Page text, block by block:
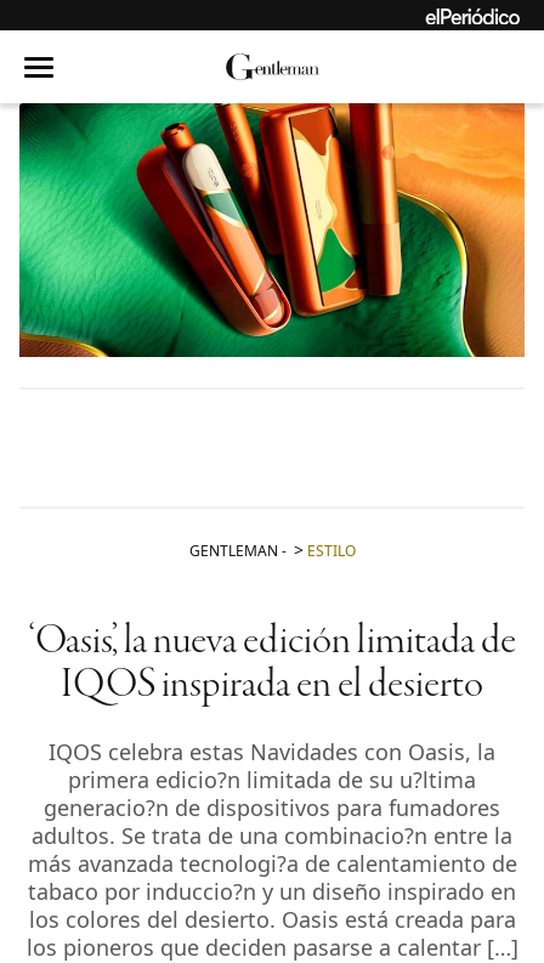
GENTLEMAN - ESTILO
‘Oasis’, la nueva edición limitada de
IQOS inspirada en el desierto
IQOS celebra estas Navidades con Oasis, la
primera edicio?n limitada de su u?ltima
generacio?n de dispositivos para fumadores
adultos. Se trata de una combinacio?n entre la
más avanzada tecnologi?a de calentamiento de
tabaco por induccio?n y un diseño inspirado en
los colores del desierto. Oasis está creada para
los pioneros que deciden pasarse a calentar […]